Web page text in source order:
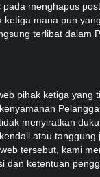
menghapus
mana pun
terlibat dalam
pihak ketiga
menyiratkan
atau
tersebut, kami
dan ketentuan